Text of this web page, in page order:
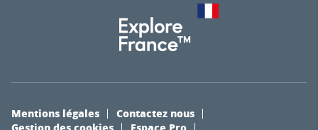
Mentions légales
Contactez nous
Gestion des cookies
Espace Pro